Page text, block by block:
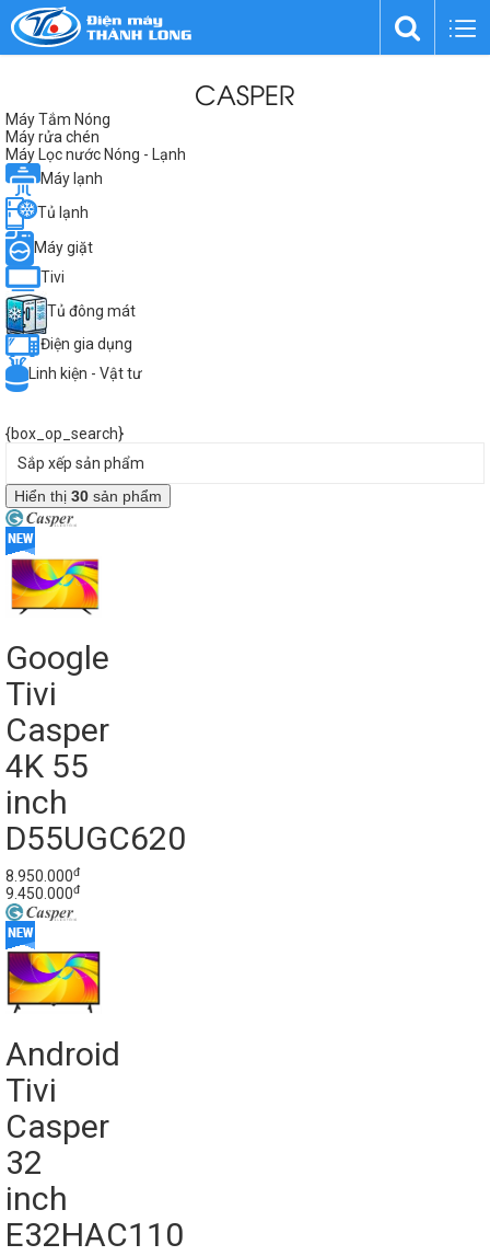
CASPER
Máy Tắm Nóng
Máy rửa chén
Máy Lọc nước Nóng - Lạnh
Máy lạnh
Tủ lạnh
Máy giặt
Tivi
Tủ đông mát
Điện gia dụng
Linh kiện - Vật tư
{box_op_search}
Sắp xếp sản phẩm
Hiển thị 30 sản phẩm
Google
Tivi
Casper
4K 55
inch
D55UGC620
8.950.000đ
9.450.000đ
Android
Tivi
Casper
32
inch
E32HAC110